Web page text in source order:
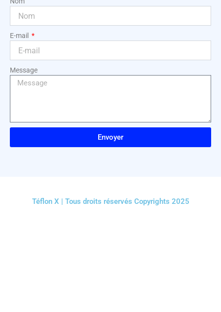
E-mail
Message
Envoyer
Téflon X | Tous droits réservés Copyrights 2025